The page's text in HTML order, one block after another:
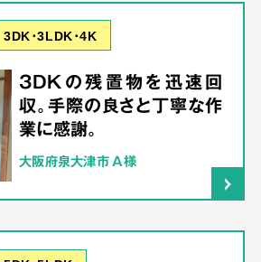
3DK･3LDK･4K
3DKの残置物を迅速回
収。手際の良さと丁寧な作
業に感謝。
大阪府泉大津市 A様